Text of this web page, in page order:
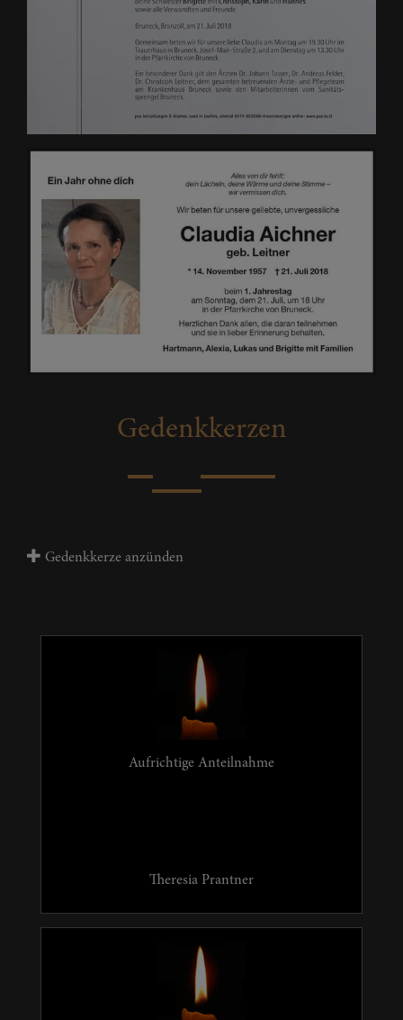
Gedenkkerzen
Gedenkkerze anzünden
Aufrichtige Anteilnahme
Theresia Prantner